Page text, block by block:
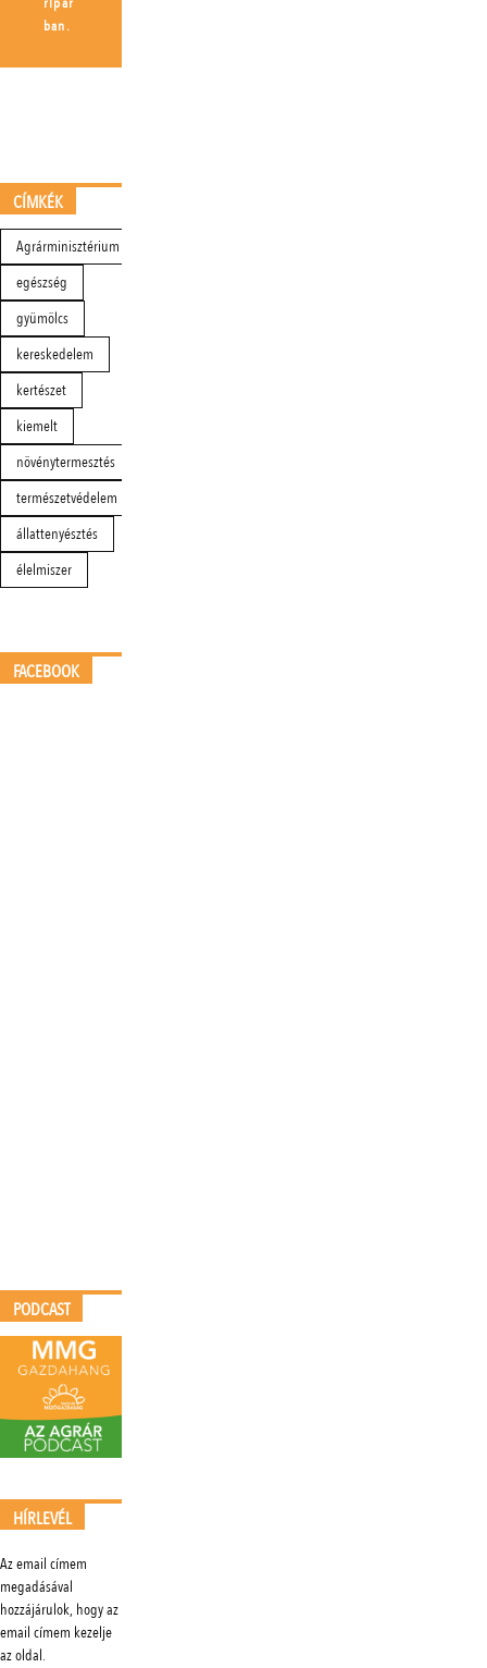
ban.
CÍMKÉK
Agrárminisztérium
egészség
gyümölcs
kereskedelem
kertészet
kiemelt
növénytermesztés
természetvédelem
állattenyésztés
élelmiszer
FACEBOOK
PODCAST
HÍRLEVÉL
Az email címem
megadásával
hozzájárulok, hogy az
email címem kezelje
az oldal.